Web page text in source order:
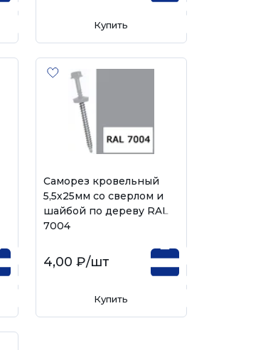
Купить
Саморез кровельный
5,5х25мм со сверлом и
шайбой по дереву RAL
7004
4,00 ₽/шт
Купить